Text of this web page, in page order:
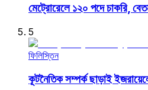
মেট্রোরেলে ১২০ পদে চাকরি,
5
ফিলিস্তিন
কূটনৈতিক সম্পর্ক ছাড়াই